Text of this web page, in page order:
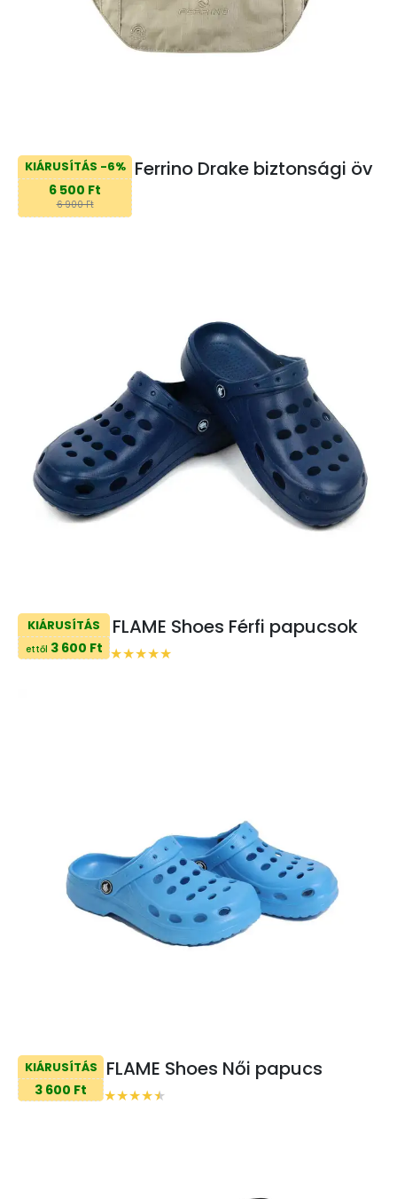
KIÁRUSÍTÁS -6%
6 500 Ft
6 900 Ft
Ferrino Drake biztonsági öv
KIÁRUSÍTÁS
ettől 3 600 Ft
FLAME Shoes Férfi papucsok
KIÁRUSÍTÁS
3 600 Ft
FLAME Shoes Női papucs